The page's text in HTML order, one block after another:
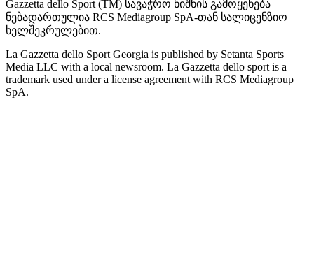
Gazzetta dello Sport (TM) სავაჭრო ნიშნის გამოყენება
ნებადართულია RCS Mediagroup SpA-თან სალიცენზიო
ხელშეკრულებით.
La Gazzetta dello Sport Georgia is published by Setanta Sports
Media LLC with a local newsroom. La Gazzetta dello sport is a
trademark used under a license agreement with RCS Mediagroup
SpA.